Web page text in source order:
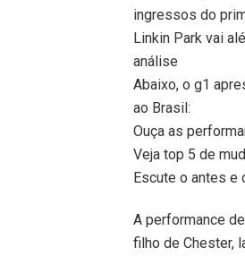
ingressos do
Linkin Park vai
análise
Abaixo, o g1
ao Brasil:
Ouça as
Veja top 5 de
Escute o antes e
A performance
filho de Chester,